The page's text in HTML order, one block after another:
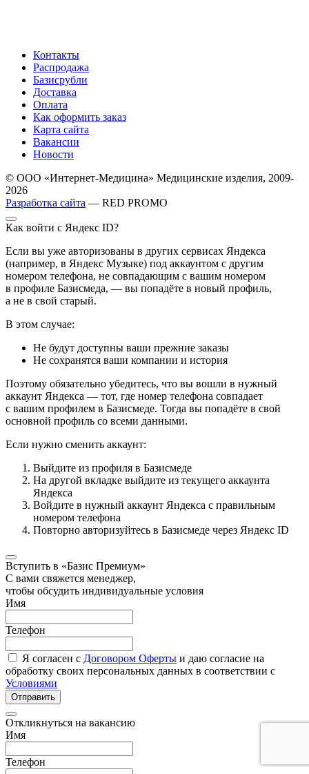
Контакты
Распродажа
Базисрубли
Доставка
Оплата
Как оформить заказ
Карта сайта
Вакансии
Новости
© ООО «Интернет-Медицина» Медицинские изделия, 2009-
2026
Разработка сайта — RED PROMO
Как войти с Яндекс ID?
Если вы уже авторизованы в других сервисах Яндекса
(например, в Яндекс Музыке) под аккаунтом с другим
номером телефона, не совпадающим с вашим номером
в профиле Базисмеда, — вы попадёте в новый профиль,
а не в свой старый.
В этом случае:
Не будут доступны ваши прежние заказы
Не сохранятся ваши компании и история
Поэтому обязательно убедитесь, что вы вошли в нужный
аккаунт Яндекса — тот, где номер телефона совпадает
с вашим профилем в Базисмеде. Тогда вы попадёте в свой
основной профиль со всеми данными.
Если нужно сменить аккаунт:
Выйдите из профиля в Базисмеде
На другой вкладке выйдите из текущего аккаунта
Яндекса
Войдите в нужный аккаунт Яндекса с правильным
номером телефона
Повторно авторизуйтесь в Базисмеде через Яндекс ID
Вступить в «Базис Премиум»
С вами свяжется менеджер,
чтобы обсудить индивидуальные условия
Имя
Телефон
Я согласен с Договором Оферты и даю согласие на
обработку своих персональных данных в соответствии с
Условиями
Отправить
Откликнуться на вакансию
Имя
Телефон